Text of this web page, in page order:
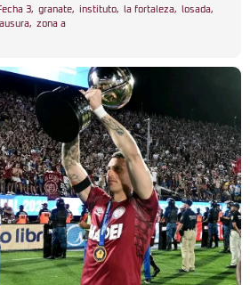
3, granate, instituto, la fortaleza, losada,
, zona a